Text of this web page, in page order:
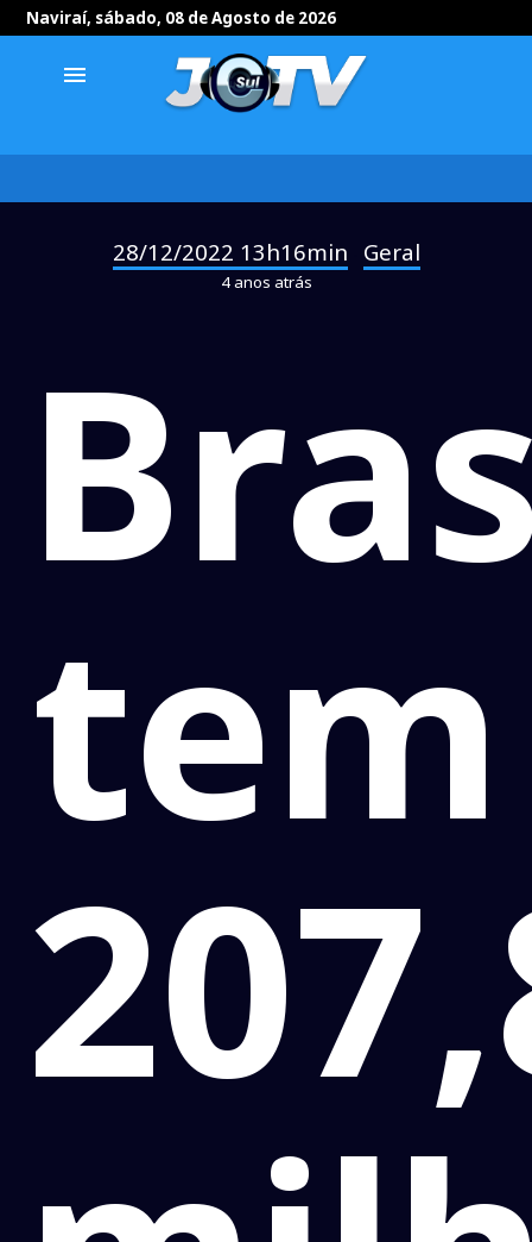
Naviraí, sábado, 08 de Agosto de 2026
menu
28/12/2022 13h16min Geral
4 anos atrás
tem